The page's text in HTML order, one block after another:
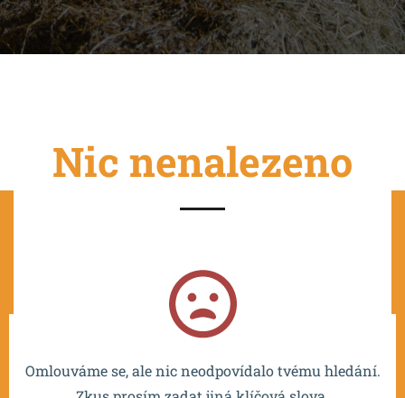
Nic nenalezeno
Omlouváme se, ale nic neodpovídalo tvému hledání.